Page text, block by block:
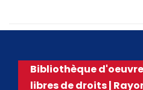
Bibliothèque
libres de droits |